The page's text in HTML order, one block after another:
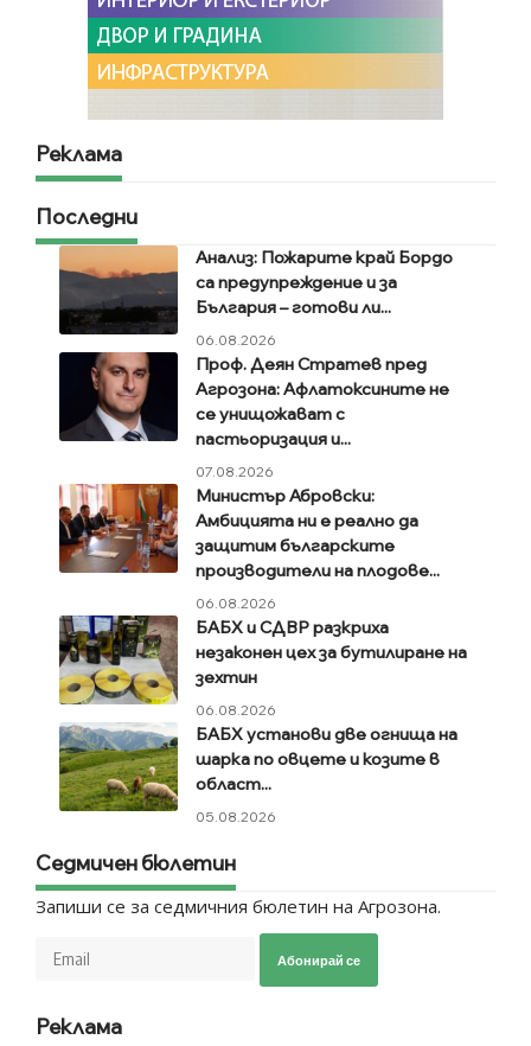
Реклама
Последни
Анализ: Пожарите край Бордо
са предупреждение и за
България – готови ли...
06.08.2026
Проф. Деян Стратев пред
Агрозона: Афлатоксините не
се унищожават с
пастьоризация и...
07.08.2026
Министър Абровски:
Амбицията ни е реално да
защитим българските
производители на плодове...
06.08.2026
БАБХ и СДВР разкриха
незаконен цех за бутилиране на
зехтин
06.08.2026
БАБХ установи две огнища на
шарка по овцете и козите в
област...
05.08.2026
Седмичен бюлетин
Запиши се за седмичния бюлетин на Агрозона.
Абонирай се
Реклама